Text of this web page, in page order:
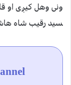
ونی وهل کیږی او
‍سید رقیب شاه